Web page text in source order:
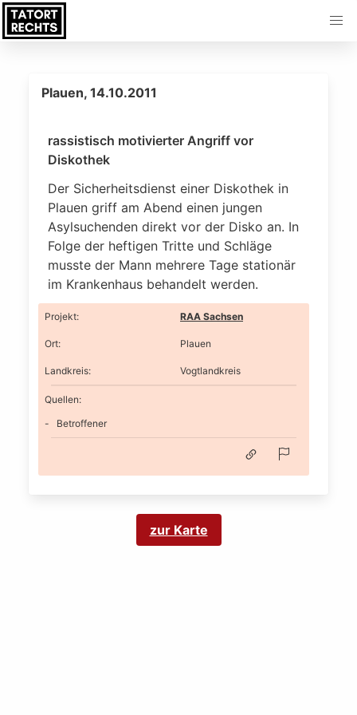
Plauen, 14.10.2011
rassistisch motivierter Angriff vor
Diskothek
Der Sicherheitsdienst einer Diskothek in
Plauen griff am Abend einen jungen
Asylsuchenden direkt vor der Disko an. In
Folge der heftigen Tritte und Schläge
musste der Mann mehrere Tage stationär
im Krankenhaus behandelt werden.
Projekt: RAA Sachsen
Ort: Plauen
Landkreis: Vogtlandkreis
Quellen:
Betroffener
zur Karte